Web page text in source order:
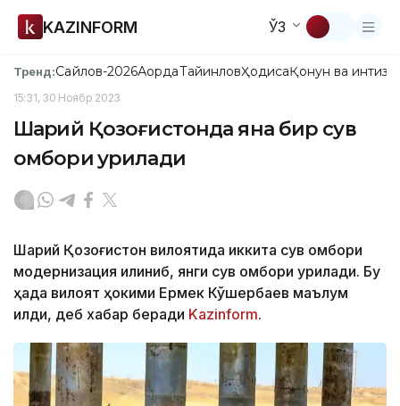
KAZINFORM ЎЗ
Тренд:Сайлов-2026АқордаТайинловҲодисаҚонун ва
15:31, 30 Ноябр 2023
Шарқий Қозоғистонда яна бир сув
омбори қурилади
Шарқий Қозоғистон вилоятида иккита сув омбори
модернизация қилиниб, янги сув омбори қурилади. Бу
ҳақда вилоят ҳокими Ермек Кўшербаев маълум
қилди, деб хабар беради Kazinform.